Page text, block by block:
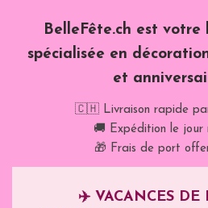
BelleFête.ch est votre
spécialisée en
et
🇨🇭 Livraison rapide
🚚 Expédition le jour
🎁 Frais de port
✈️ VACANCES DE